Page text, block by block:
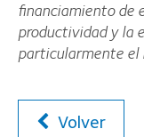
financiamiento de
productividad y la
particularmente el
Volver